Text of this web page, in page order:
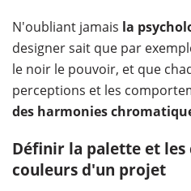
N'oubliant jamais la
designer sait que par
le noir le pouvoir, et que
perceptions et les
des harmonies
Définir la palette et les
couleurs d'un projet